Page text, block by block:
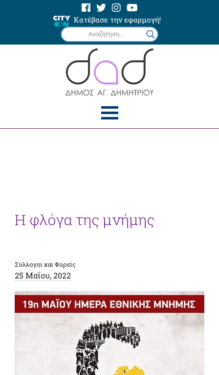
Κατέβασε την εφαρμογή!
Η φλόγα της μνήμης
Σύλλογοι και Φορείς
25 Μαΐου, 2022